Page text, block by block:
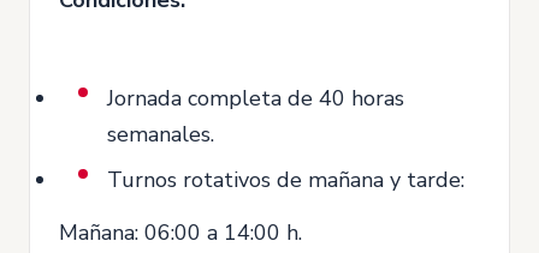
Jornada completa de 40 horas
semanales.
Turnos rotativos de mañana y tarde:
Mañana: 06:00 a 14:00 h.